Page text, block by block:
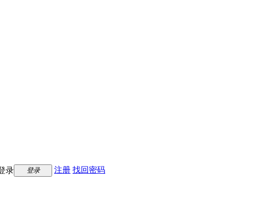
录 登录 注册 找回密码